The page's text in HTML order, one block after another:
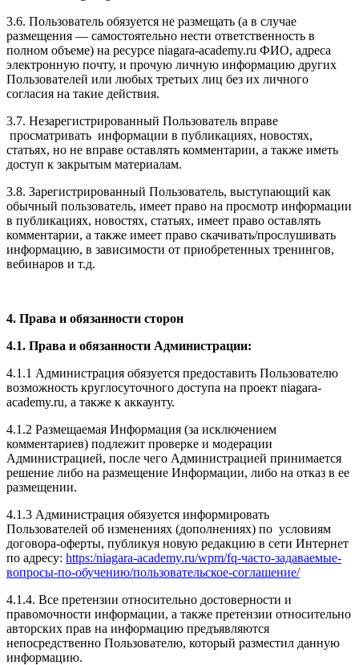
3.6. Пользователь обязуется не размещать (а в случае
размещения — самостоятельно нести ответственность в
полном объеме) на ресурсе niagara-academy.ru ФИО, адреса
электронную почту, и прочую личную информацию других
Пользователей или любых третьих лиц без их личного
согласия на такие действия.
3.7. Незарегистрированный Пользователь вправе
просматривать информации в публикациях, новостях,
статьях, но не вправе оставлять комментарии, а также иметь
доступ к закрытым материалам.
3.8. Зарегистрированный Пользователь, выступающий как
обычный пользователь, имеет право на просмотр информации
в публикациях, новостях, статьях, имеет право оставлять
комментарии, а также имеет право скачивать/прослушивать
информацию, в зависимости от приобретенных тренингов,
вебинаров и т.д.
4. Права и обязанности сторон
4.1. Права и обязанности Администрации:
4.1.1 Администрация обязуется предоставить Пользователю
возможность круглосуточного доступа на проект niagara-
academy.ru, а также к аккаунту.
4.1.2 Размещаемая Информация (за исключением
комментариев) подлежит проверке и модерации
Администрацией, после чего Администрацией принимается
решение либо на размещение Информации, либо на отказ в ее
размещении.
4.1.3 Администрация обязуется информировать
Пользователей об изменениях (дополнениях) по условиям
договора-оферты, публикуя новую редакцию в сети Интернет
по адресу: https:/niagara-academy.ru/wpm/fq-часто-задаваемые-
вопросы-по-обучению/пользовательское-соглашение/
4.1.4. Все претензии относительно достоверности и
правомочности информации, а также претензии относительно
авторских прав на информацию предъявляются
непосредственно Пользователю, который разместил данную
информацию.